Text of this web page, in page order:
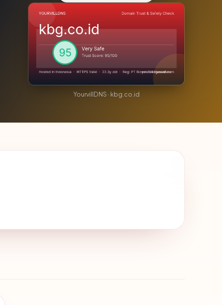
YourvillDNS · kbg.co.id